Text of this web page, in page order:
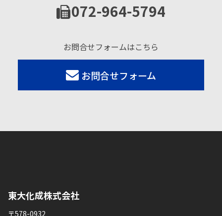
072-964-5794
お問合せフォームはこちら
お問合せフォーム
東大化成株式会社
〒578-0932